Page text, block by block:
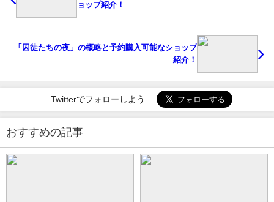
ョップ紹介！
「囚徒たちの夜」の概略と予約購入可能なショップ
紹介！
Twitterでフォローしよう
おすすめの記事